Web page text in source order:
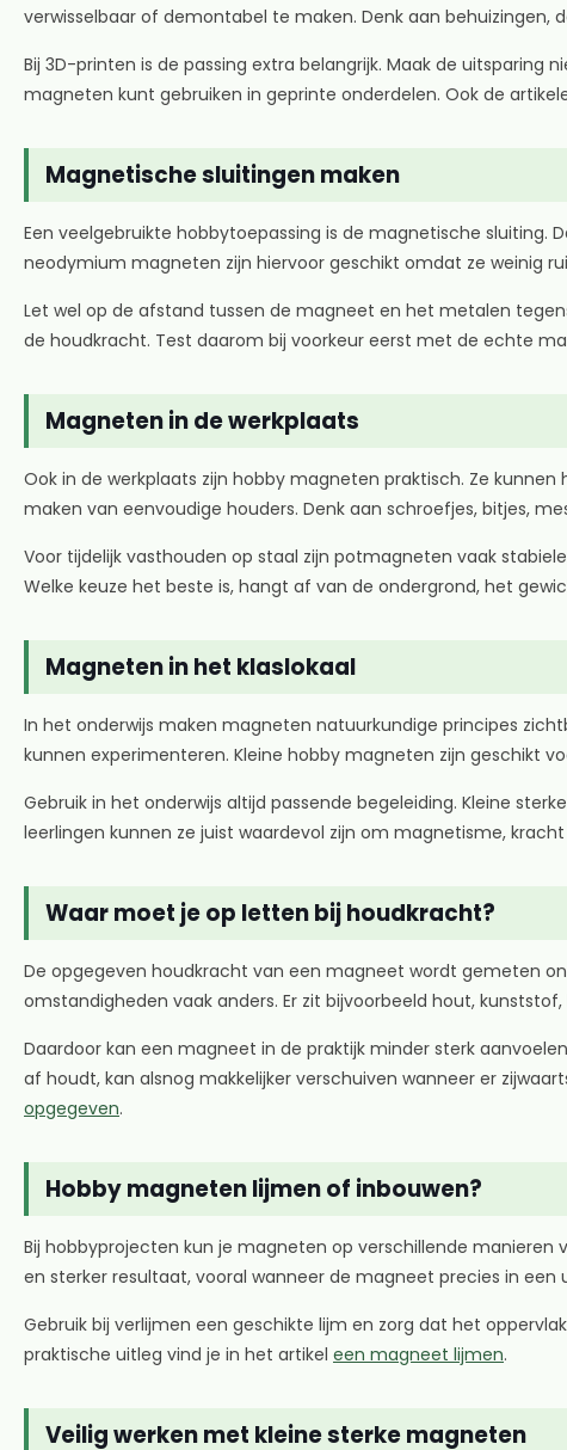
verwisselbaar of demontabel te maken. Denk aan behuizingen,
Bij 3D-printen is de passing extra belangrijk. Maak de
magneten kunt gebruiken in geprinte onderdelen. Ook de
Magnetische sluitingen maken
Een veelgebruikte hobbytoepassing is de magnetische sluiting.
neodymium magneten zijn hiervoor geschikt omdat ze weinig
Let wel op de afstand tussen de magneet en het metalen
de houdkracht. Test daarom bij voorkeur eerst met de echte
Magneten in de werkplaats
Ook in de werkplaats zijn hobby magneten praktisch. Ze
maken van eenvoudige houders. Denk aan schroefjes, bitjes,
Voor tijdelijk vasthouden op staal zijn potmagneten vaak
Welke keuze het beste is, hangt af van de ondergrond, het
Magneten in het klaslokaal
In het onderwijs maken magneten natuurkundige principes
kunnen experimenteren. Kleine hobby magneten zijn geschikt
Gebruik in het onderwijs altijd passende begeleiding. Kleine
leerlingen kunnen ze juist waardevol zijn om magnetisme,
Waar moet je op letten bij houdkracht?
De opgegeven houdkracht van een magneet wordt gemeten
omstandigheden vaak anders. Er zit bijvoorbeeld hout,
Daardoor kan een magneet in de praktijk minder sterk
af houdt, kan alsnog makkelijker verschuiven wanneer er
opgegeven.
Hobby magneten lijmen of inbouwen?
Bij hobbyprojecten kun je magneten op verschillende
en sterker resultaat, vooral wanneer de magneet precies in een
Gebruik bij verlijmen een geschikte lijm en zorg dat het
praktische uitleg vind je in het artikel een magneet lijmen.
Veilig werken met kleine sterke magneten